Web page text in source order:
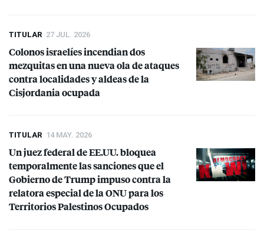
TITULAR 27 JUL. 2026
Colonos israelíes incendian dos
mezquitas en una nueva ola de ataques
contra localidades y aldeas de la
Cisjordania ocupada
TITULAR 14 MAY. 2026
Un juez federal de EE.UU. bloquea
temporalmente las sanciones que el
Gobierno de Trump impuso contra la
relatora especial de laONUpara los
Territorios Palestinos Ocupados